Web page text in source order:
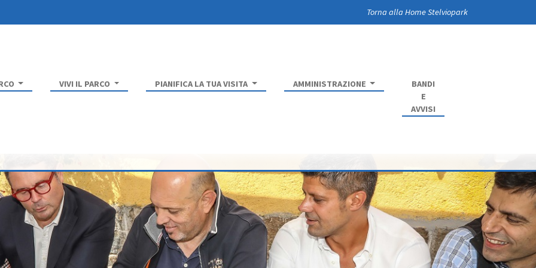
Torna alla Home Stelviopark
VIVI IL PARCO PIANIFICA LA TUA VISITA AMMINISTRAZIONE
BANDI
E
AVVISI